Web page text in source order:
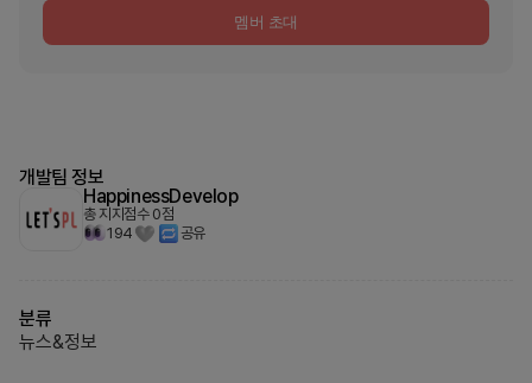
멤버 초대
개발팀 정보
HappinessDevelop
총 지지점수 0점
194
공유
분류
뉴스&정보